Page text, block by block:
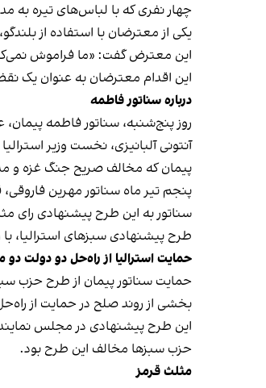
چهار نفری که با لباس‌های تیره به
یکی از معترضان با استفاده از
این معترض گفت: «ما فراموش
این اقدام معترضان به عنوان یک
درباره سناتور فاطمه
روز پنج‌شنبه، سناتور فاطمه
آنتونی آلبانیزی، نخست وزیر
پیمان که مخالف صریح جنگ غزه و
سناتور به این طرح پیشنهادی رای
طرح پیشنهادی سبزهای
حمایت استرالیا از راه‌حل دو دولت
حمایت سناتور پیمان از طرح حزب
بخشی از روند صلح در حمایت از
این طرح پیشنهادی در مجلس نمایندگان استرالیا با ۸۱ رای موافق و
حزب سبز‌ها مخالف این طرح بود.
مثلث قرمز